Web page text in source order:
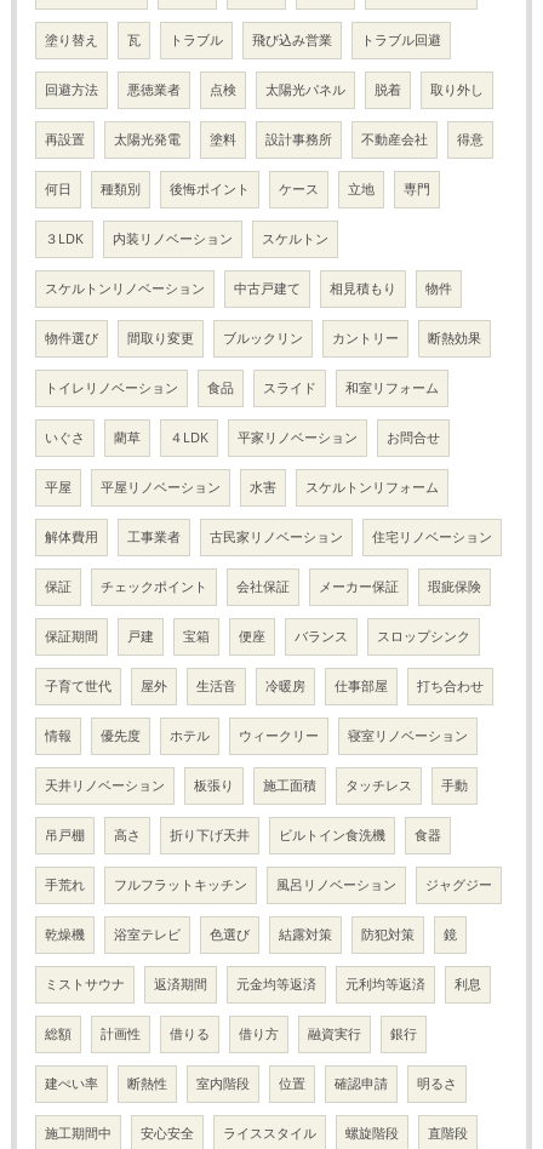
塗り替え 瓦 トラブル 飛び込み営業 トラブル回避
回避方法 悪徳業者 点検 太陽光パネル 脱着 取り外し
再設置 太陽光発電 塗料 設計事務所 不動産会社 得意
何日 種類別 後悔ポイント ケース 立地 専門
３LDK 内装リノベーション スケルトン
スケルトンリノベーション 中古戸建て 相見積もり 物件
物件選び 間取り変更 ブルックリン カントリー 断熱効果
トイレリノベーション 食品 スライド 和室リフォーム
いぐさ 藺草 ４LDK 平家リノベーション お問合せ
平屋 平屋リノベーション 水害 スケルトンリフォーム
解体費用 工事業者 古民家リノベーション 住宅リノベーション
保証 チェックポイント 会社保証 メーカー保証 瑕疵保険
保証期間 戸建 宝箱 便座 バランス スロップシンク
子育て世代 屋外 生活音 冷暖房 仕事部屋 打ち合わせ
情報 優先度 ホテル ウィークリー 寝室リノベーション
天井リノベーション 板張り 施工面積 タッチレス 手動
吊戸棚 高さ 折り下げ天井 ビルトイン食洗機 食器
手荒れ フルフラットキッチン 風呂リノベーション ジャグジー
乾燥機 浴室テレビ 色選び 結露対策 防犯対策 鏡
ミストサウナ 返済期間 元金均等返済 元利均等返済 利息
総額 計画性 借りる 借り方 融資実行 銀行
建ぺい率 断熱性 室内階段 位置 確認申請 明るさ
施工期間中 安心安全 ライススタイル 螺旋階段 直階段